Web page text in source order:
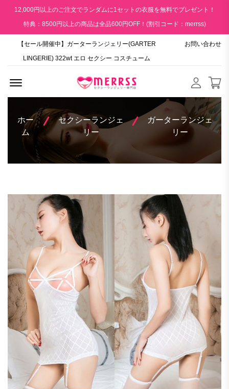
12,000円以上のご注文でランダムに1セットの衣服を無料でプレゼント！
特典：8500円以上の商品は全品600円OFF！(割引コード：merrss)
【セール開催中】ガーターランジェリー(GARTER
LINGERIE) 322wt エロ セクシー コスチューム
お問い合わせ
ホー
ム
セクシーランジェ
リー
ガーターランジェ
リー